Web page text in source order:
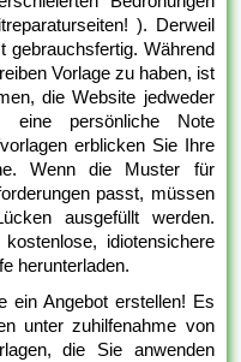
). Derweil
gebrauchsfertig. Während
Vorlage zu haben, ist
die Website jedweder
eine persönliche Note
erblicken Sie Ihre
Wenn die Muster für
passt, müssen
ausgefüllt werden.
idiotensichere
herunterladen.
ein Angebot erstellen! Es
unter zuhilfenahme von
die Sie anwenden